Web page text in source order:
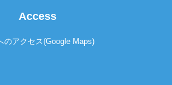
Access
のアクセス(Google Maps)